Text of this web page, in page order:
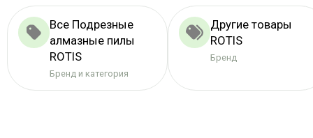
Все Подрезные
алмазные пилы
ROTIS
Бренд и категория
Другие товары
ROTIS
Бренд